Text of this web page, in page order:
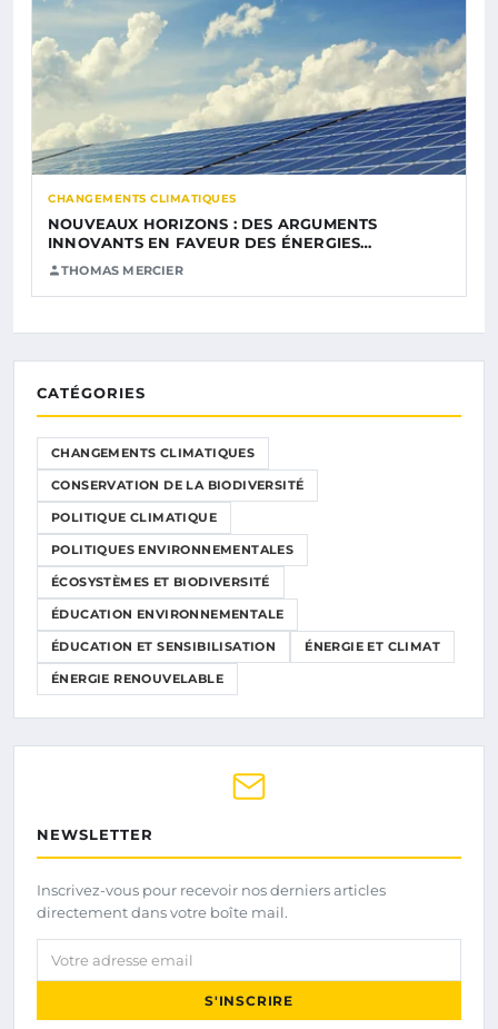
CHANGEMENTS CLIMATIQUES
NOUVEAUX HORIZONS : DES ARGUMENTS
INNOVANTS EN FAVEUR DES ÉNERGIES…
THOMAS MERCIER
CATÉGORIES
CHANGEMENTS CLIMATIQUES
CONSERVATION DE LA BIODIVERSITÉ
POLITIQUE CLIMATIQUE
POLITIQUES ENVIRONNEMENTALES
ÉCOSYSTÈMES ET BIODIVERSITÉ
ÉDUCATION ENVIRONNEMENTALE
ÉDUCATION ET SENSIBILISATION ÉNERGIE ET CLIMAT
ÉNERGIE RENOUVELABLE
NEWSLETTER
Inscrivez-vous pour recevoir nos derniers articles
directement dans votre boîte mail.
Votre adresse email
S'INSCRIRE